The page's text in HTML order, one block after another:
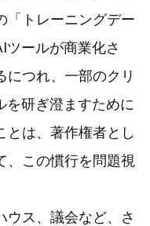
「トレーニングデー
ツールが商業化さ
につれ、一部のクリ
を研ぎ澄ますために
とは、著作権者とし
、この慣行を問題視
ウス、議会など、さ